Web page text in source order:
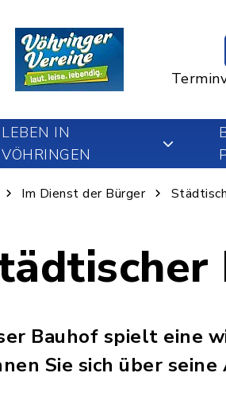
LEBEN IN
VÖHRINGEN
Im Dienst der Bürger
Bauhof spielt eine
Sie sich über